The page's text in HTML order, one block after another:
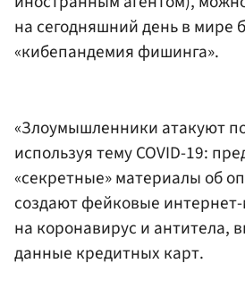
на сегодняшний день в мире
«кибепандемия фишинга».
«Злоумышленники атакуют
используя тему COVID-19:
«секретные» материалы об
создают фейковые
на коронавирус и антитела,
данные кредитных карт.